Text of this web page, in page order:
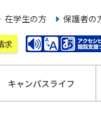
在学生の方 保護者の
求
キャンパスライフ